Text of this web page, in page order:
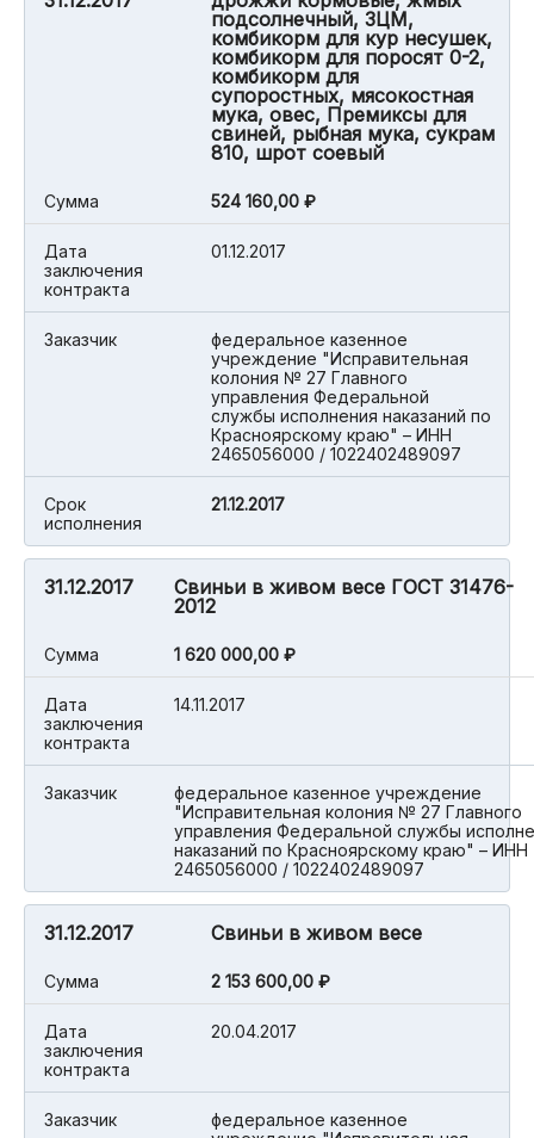
подсолнечный, ЗЦМ,
комбикорм для кур несушек,
комбикорм для поросят 0-2,
комбикорм для
супоростных, мясокостная
мука, овес, Премиксы для
свиней, рыбная мука, сукрам
810, шрот соевый
Cумма 524 160,00 ₽
Дата
заключения
контракта
01.12.2017
Заказчик
федеральное казенное
учреждение "Исправительная
колония № 27 Главного
управления Федеральной
службы исполнения наказаний по
Красноярскому краю" – ИНН
2465056000 / 1022402489097
Срок
исполнения
21.12.2017
31.12.2017
Свиньи в живом весе ГОСТ 31476-
Cумма 1 620 000,00 ₽
Дата
заключения
контракта
14.11.2017
Заказчик
федеральное казенное учреждение
"Исправительная колония № 27 Главного
управления Федеральной службы
наказаний по Красноярскому краю" – ИНН
2465056000 / 1022402489097
31.12.2017 Свиньи в живом весе
Cумма 2 153 600,00 ₽
Дата
заключения
контракта
20.04.2017
Заказчик
федеральное казенное